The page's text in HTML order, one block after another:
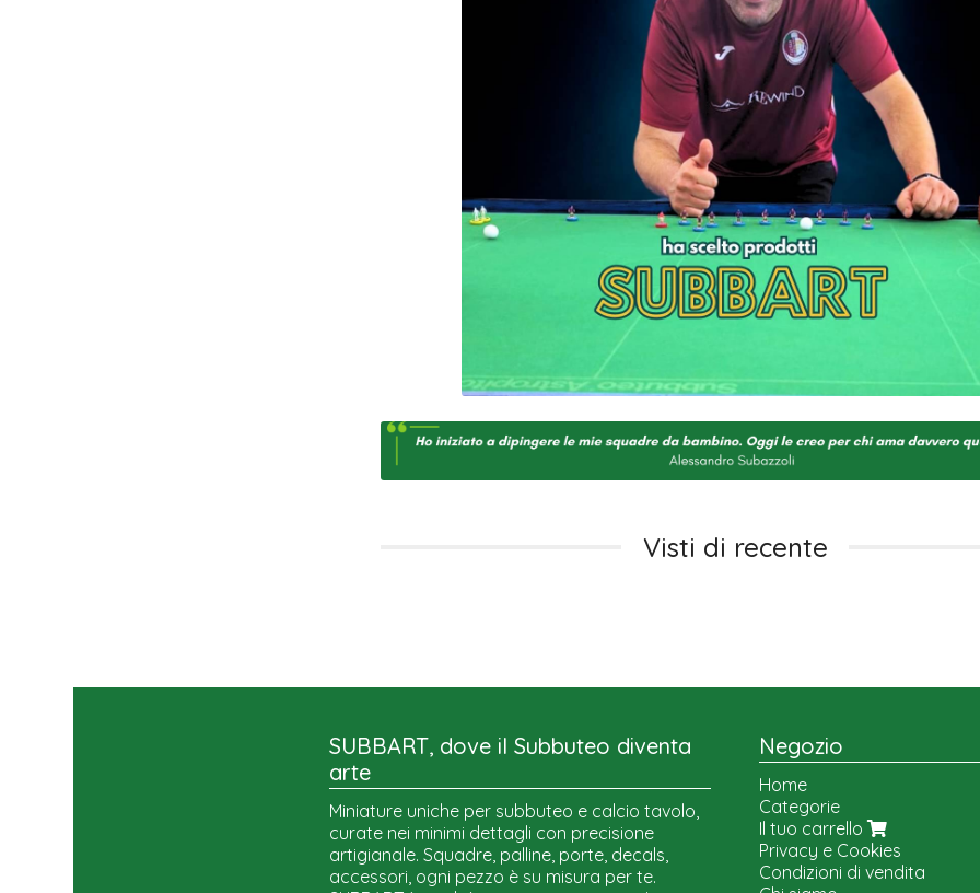
Visti di recente
SUBBART, dove il Subbuteo diventa
arte
Miniature uniche per subbuteo e calcio tavolo,
curate nei minimi dettagli con precisione
artigianale. Squadre, palline, porte, decals,
accessori, ogni pezzo è su misura per te.
Negozio
Home
Categorie
Il tuo carrello
Privacy e Cookies
Condizioni di vendita